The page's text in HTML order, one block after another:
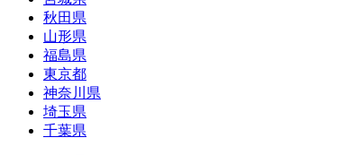
秋田県
山形県
福島県
東京都
神奈川県
埼玉県
千葉県